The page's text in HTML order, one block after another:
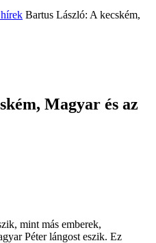
Bartus László: A kecském,
Magyar és az
mint más emberek,
Péter lángost eszik. Ez